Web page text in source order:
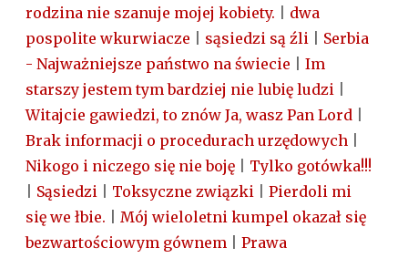
rodzina nie szanuje mojej kobiety.
dwa
pospolite wkurwiacze
sąsiedzi są źli
Serbia
- Najważniejsze państwo na świecie
Im
starszy jestem tym bardziej nie lubię ludzi
Witajcie gawiedzi, to znów Ja, wasz Pan Lord
Brak informacji o procedurach urzędowych
Nikogo i niczego się nie boję
Tylko gotówka!!!
Sąsiedzi Toksyczne związki
Pierdoli mi
się we łbie.
Mój wieloletni kumpel okazał się
bezwartościowym gównem
Prawa